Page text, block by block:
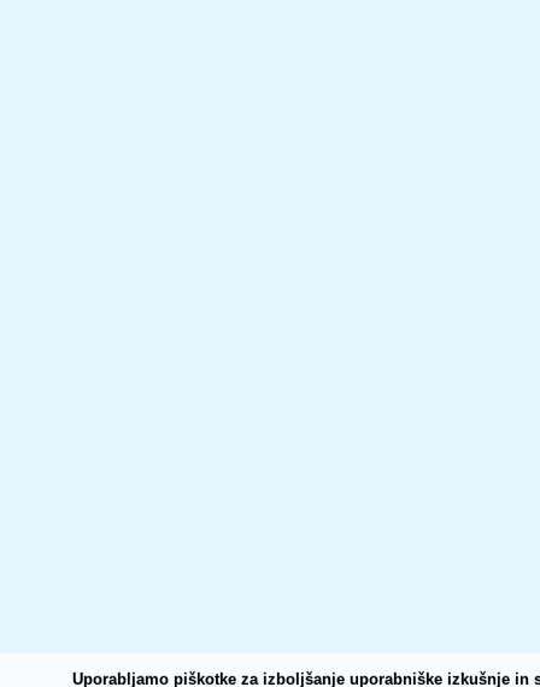
Uporabljamo piškotke za izboljšanje uporabniške izkušnje in